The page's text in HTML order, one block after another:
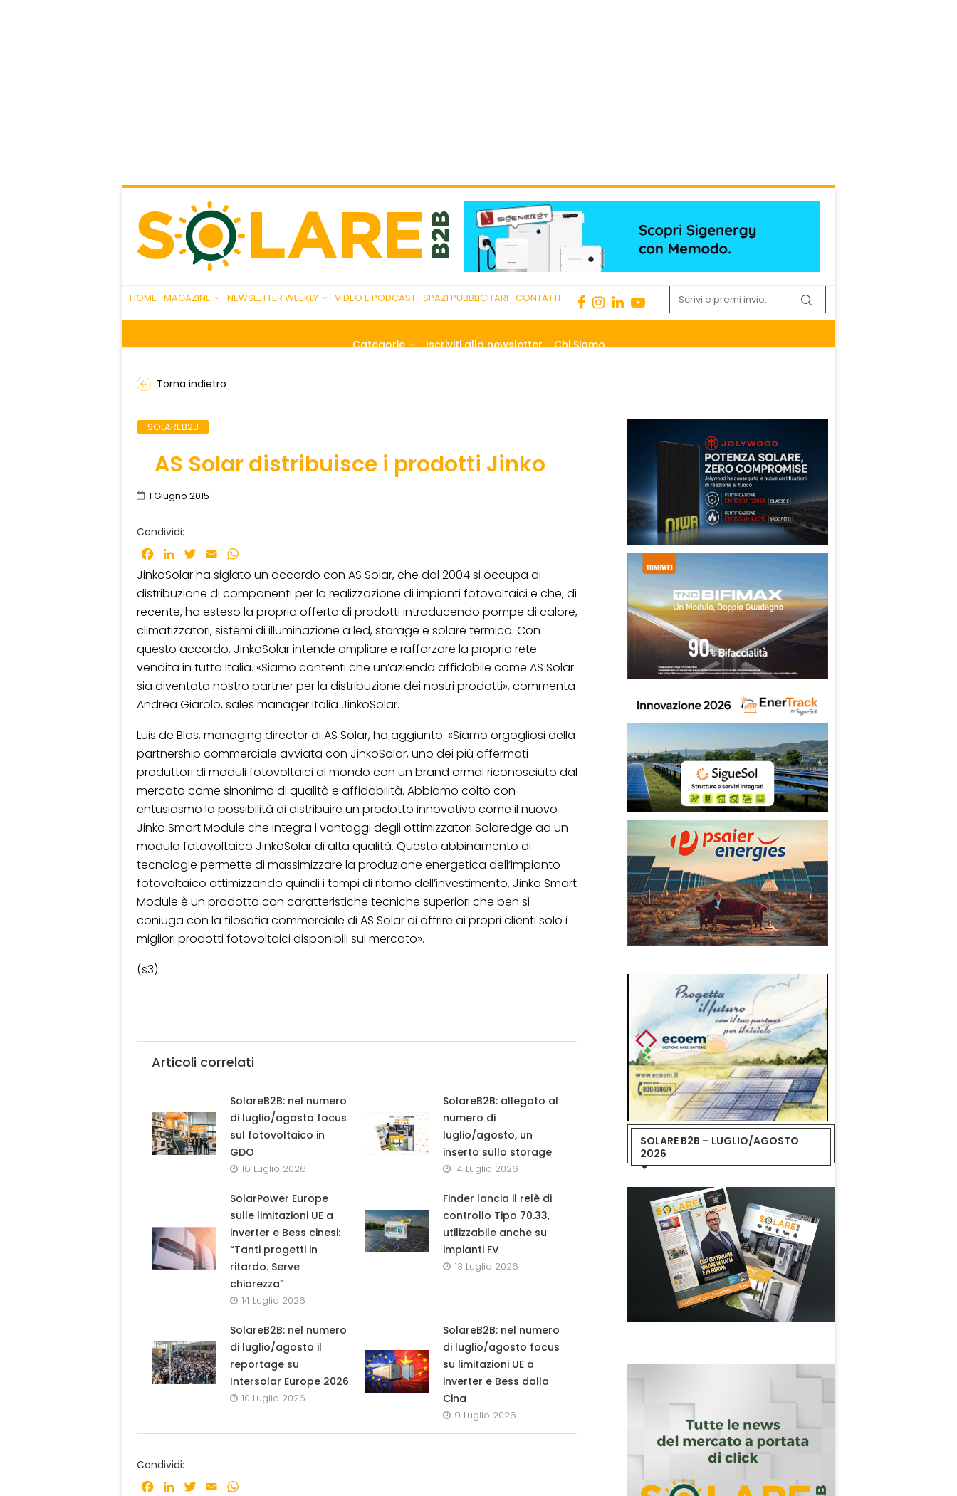
HOME MAGAZINE NEWSLETTER WEEKLY VIDEO E PODCAST SPAZI PUBBLICITARI CONTATTI
Categorie Iscriviti alla newsletter Chi Siamo
Torna indietro
SOLAREB2B
AS Solar distribuisce i prodotti Jinko
1 Giugno 2015
Condividi:
Facebook
LinkedInTwitter
Email
JinkoSolar ha siglato un accordo con AS Solar, che dal 2004 si occupa di
distribuzione di componenti per la realizzazione di impianti fotovoltaici e che, di
recente, ha esteso la propria offerta di prodotti introducendo pompe di calore,
climatizzatori, sistemi di illuminazione a led, storage e solare termico. Con
questo accordo, JinkoSolar intende ampliare e rafforzare la propria rete
vendita in tutta Italia. «Siamo contenti che un’azienda affidabile come AS Solar
sia diventata nostro partner per la distribuzione dei nostri prodotti», commenta
Andrea Giarolo, sales manager Italia JinkoSolar.
Luis de Blas, managing director di AS Solar, ha aggiunto. «Siamo orgogliosi della
partnership commerciale avviata con JinkoSolar, uno dei più affermati
produttori di moduli fotovoltaici al mondo con un brand ormai riconosciuto dal
mercato come sinonimo di qualità e affidabilità. Abbiamo colto con
entusiasmo la possibilità di distribuire un prodotto innovativo come il nuovo
Jinko Smart Module che integra i vantaggi degli ottimizzatori Solaredge ad un
modulo fotovoltaico JinkoSolar di alta qualità. Questo abbinamento di
tecnologie permette di massimizzare la produzione energetica dell’impianto
fotovoltaico ottimizzando quindi i tempi di ritorno dell’investimento. Jinko Smart
Module è un prodotto con caratteristiche tecniche superiori che ben si
coniuga con la filosofia commerciale di AS Solar di offrire ai propri clienti solo i
migliori prodotti fotovoltaici disponibili sul mercato».
(s3)
Articoli correlati
SolareB2B: nel numero
di luglio/agosto focus
sul fotovoltaico in
GDO
16 Luglio 2026
SolareB2B: allegato al
numero di
luglio/agosto, un
inserto sullo storage
14 Luglio 2026
SolarPower Europe
sulle limitazioni UE a
inverter e Bess cinesi:
“Tanti progetti in
ritardo. Serve
chiarezza”
14 Luglio 2026
Finder lancia il relè di
controllo Tipo 70.33,
utilizzabile anche su
impianti FV
13 Luglio 2026
SolareB2B: nel numero
di luglio/agosto il
reportage su
Intersolar Europe 2026
10 Luglio 2026
SolareB2B: nel numero
di luglio/agosto focus
su limitazioni UE a
inverter e Bess dalla
Cina
9 Luglio 2026
Condividi:
Facebook
LinkedInTwitter
Email
SOLARE B2B – LUGLIO/AGOSTO
2026